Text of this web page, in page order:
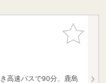
お気に入
りに追加
高速バスで90分、鹿島